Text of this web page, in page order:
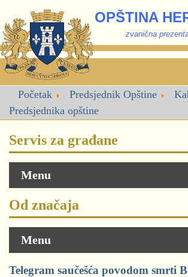
OPŠTINA
zvanična
Početak Predsjednik Opštine
Predsjednika opštine
Servis za građane
Menu
Od značaja
Menu
Telegram saučešća povodom smrti